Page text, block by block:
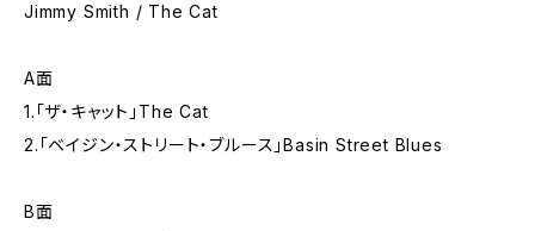
Jimmy Smith / The Cat
A面
1.「ザ・キャット」The Cat
2.「ベイジン・ストリート・ブルース」Basin Street Blues
B面